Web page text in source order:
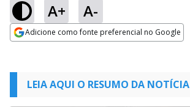
A+ A-
Adicione como fonte preferencial no Google
LEIA AQUI O RESUMO DA NOTÍCIA